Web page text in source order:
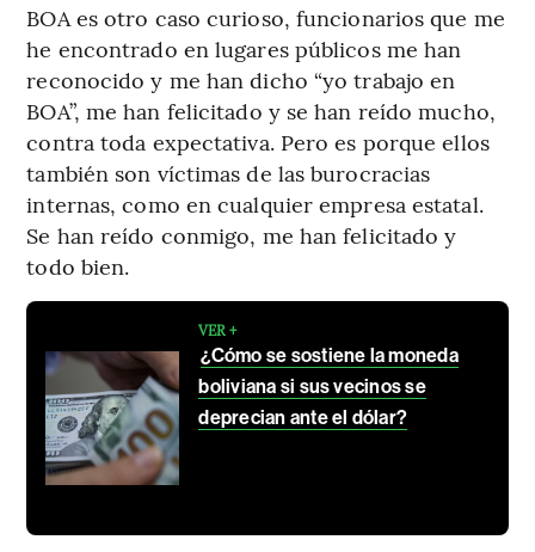
BOA es otro caso curioso, funcionarios que me
he encontrado en lugares públicos me han
reconocido y me han dicho “yo trabajo en
BOA”, me han felicitado y se han reído mucho,
contra toda expectativa. Pero es porque ellos
también son víctimas de las burocracias
internas, como en cualquier empresa estatal.
Se han reído conmigo, me han felicitado y
todo bien.
VER +
¿Cómo se sostiene la moneda
boliviana si sus vecinos se
deprecian ante el dólar?